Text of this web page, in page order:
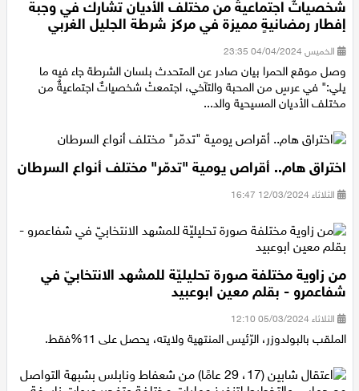
شخصياتٌ اجتماعيةٌ من مختلف الأديان تشارك في وجبة
إفطار رمضانيةٍ مميزة في مركز شرطة الجليل الغربي
الخميس 04/04/2024 23:35
وصل موقع الحمرا بيان صادر عن المتحدث بلسان الشرطة جاء فيه ما
يلي:" في عرسٍ من المحبة والتآخي، اجتمعتْ شخصياتٌ اجتماعيةٌ من
اختراق هام.. أقراص يومية "تدمّر" مختلف أنواع السرطان
من زاوية مختلفة صورة تحليليّة للمشهد الانتخابيّ في
شفاعمرو - بقلم معين ابوعبيد
الثلاثاء 05/03/2024 12:10